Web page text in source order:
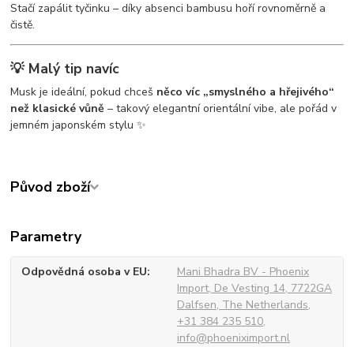
Stačí zapálit tyčinku – díky absenci bambusu hoří rovnoměrně a
čistě.
💡 Malý tip navíc
Musk je ideální, pokud chceš něco víc „smyslného a hřejivého“
než klasické vůně – takový elegantní orientální vibe, ale pořád v
jemném japonském stylu ✨
Původ zboží
Parametry
Odpovědná osoba v EU
Mani Bhadra BV - Phoenix
Import, De Vesting 14, 7722GA
Dalfsen, The Netherlands,
+31 384 235 510,
info@phoeniximport.nl